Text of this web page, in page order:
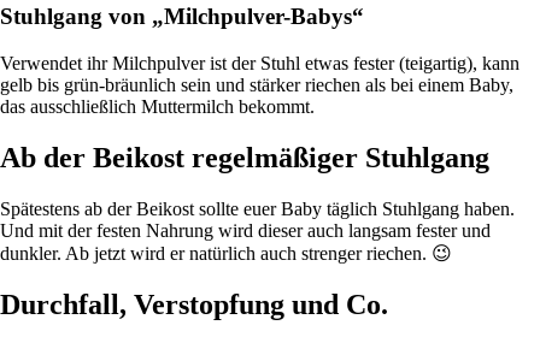
Stuhlgang von „Milchpulver-Babys“
Verwendet ihr Milchpulver ist der Stuhl etwas fester (teigartig), kann
gelb bis grün-bräunlich sein und stärker riechen als bei einem Baby,
das ausschließlich Muttermilch bekommt.
Ab der Beikost regelmäßiger Stuhlgang
Spätestens ab der Beikost sollte euer Baby täglich Stuhlgang haben.
Und mit der festen Nahrung wird dieser auch langsam fester und
dunkler. Ab jetzt wird er natürlich auch strenger riechen. 😉
Durchfall, Verstopfung und Co.